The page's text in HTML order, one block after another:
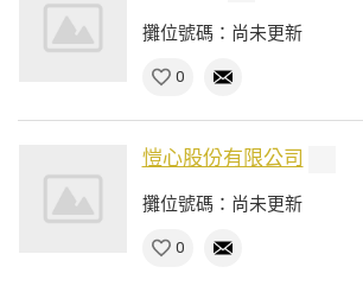
攤位號碼：尚未更新
0
愷心股份有限公司
攤位號碼：尚未更新
0